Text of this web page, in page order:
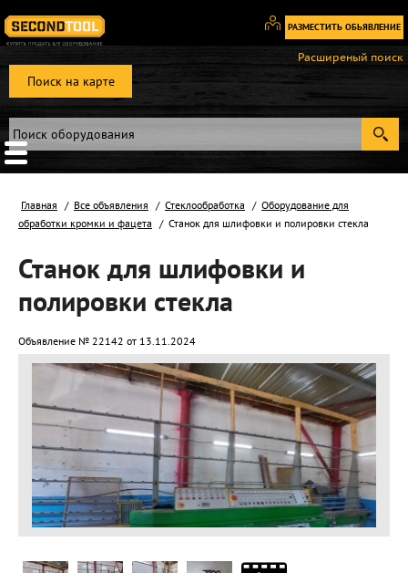
РАЗМЕСТИТЬ ОБЬЯВЛЕНИЕ
Вход
Регистрация
Поиск на карте
Расширеный поиск
Главная Все объявления Стеклообработка
Оборудование для
обработки кромки и фацета
Станок для шлифовки и полировки стекла
Станок для шлифовки и
полировки стекла
Объявление № 22142 от 13.11.2024